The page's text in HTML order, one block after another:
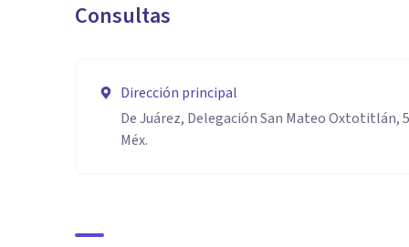
Consultas
Dirección principal
De Juárez, Delegación San Mateo Oxtotitlán,
Méx.